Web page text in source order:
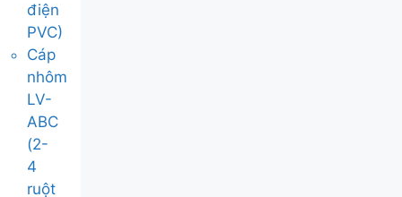
điện
PVC)
Cáp
nhôm
LV-
ABC
(2-
4
ruột